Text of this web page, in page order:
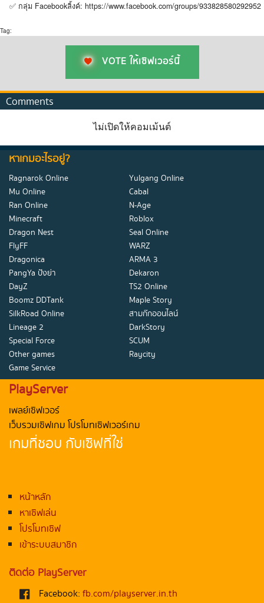
✅ กลุ่ม Facebookลิ้งค์: https://www.facebook.com/groups/933828580292952
Tag:
VOTE ให้เซิฟเวอร์นี้
Comments
ไม่เปิดให้คอมเม้นต์
หาเกมอะไรอยู่?
Ragnarok Online
Yulgang Online
Mu Online
Cabal
Ran Online
N-Age
Minecraft
Roblox
Dragon Nest
Seal Online
FlyFF
WARZ
Dragonica
ARMA 3
PangYa ปังย่า
Dekaron
DayZ
TS2 Online
Boomz DDTank
Maple Story
SilkRoad Online
สามก๊กออนไลน์
Lineage 2
DarkStory
Special Force
SCUM
Other games
Raycity
Game Service
PlayServer
เพลย์เซิฟเวอร์
เว็บรวมเซิฟเกม โปรโมทเซิฟเวอร์เกม
เกมที่ชอบ กับเซิฟที่ใช่
หน้าหลัก
หาเซิฟเล่น
โปรโมทเซิฟ
เข้าระบบสมาชิก
ติดต่อ PlayServer
Facebook: fb.com/playserver.in.th